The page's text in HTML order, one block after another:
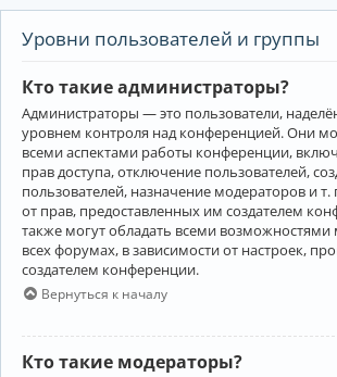
Уровни пользователей и группы
Кто такие администраторы?
Администраторы — это пользователи,
уровнем контроля над конференцией. Они
всеми аспектами работы конференции,
прав доступа, отключение пользователей,
пользователей, назначение модераторов и т.
от прав, предоставленных им создателем
также могут обладать всеми возможностями
всех форумах, в зависимости от настроек,
создателем конференции.
Вернуться к началу
Кто такие модераторы?